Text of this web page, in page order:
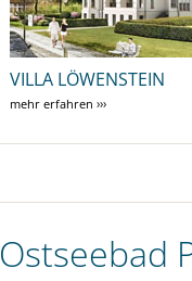
VILLA LÖWENSTEIN
mehr erfahren ›››
Ostseebad